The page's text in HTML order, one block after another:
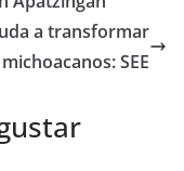
a transformar
SEE